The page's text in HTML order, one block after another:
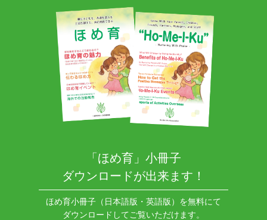
「ほめ育」小冊子
ダウンロードが出来ます！
ほめ育小冊子（日本語版・英語版）を無料にて
ダウンロードしてご覧いただけます。